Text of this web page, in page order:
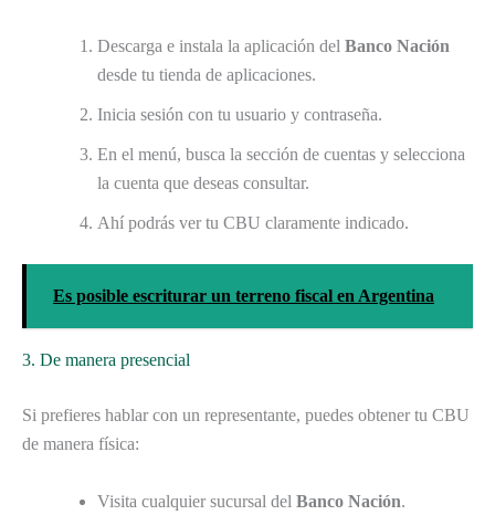
Descarga e instala la aplicación del Banco Nación
desde tu tienda de aplicaciones.
Inicia sesión con tu usuario y contraseña.
En el menú, busca la sección de cuentas y selecciona
la cuenta que deseas consultar.
Ahí podrás ver tu CBU claramente indicado.
Es posible escriturar un terreno fiscal en Argentina
3. De manera presencial
Si prefieres hablar con un representante, puedes obtener tu CBU
de manera física:
Visita cualquier sucursal del Banco Nación.